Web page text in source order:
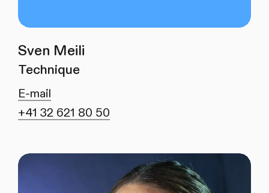
Sven Meili
Technique
E-mail
+41 32 621 80 50